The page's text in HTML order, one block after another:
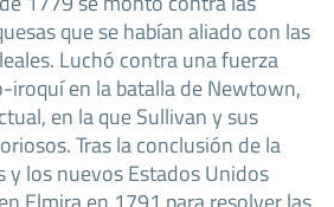
que se habían aliado con las
Luchó contra una fuerza
iroquí en la batalla de Newtown,
en la que Sullivan y sus
Tras la conclusión de la
y los nuevos Estados Unidos